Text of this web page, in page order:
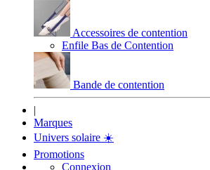
Accessoires de contention
Enfile Bas de Contention
Bande de contention
|
Marques
Univers solaire ☀️
Promotions
Connexion